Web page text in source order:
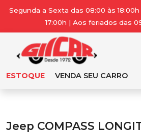
Segunda a Sexta das 08:00 às
17:00h | Aos feriados das
ESTOQUE VENDA SEU CARRO
Jeep COMPASS